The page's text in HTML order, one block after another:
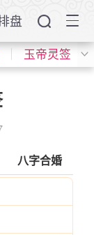
盘
玉帝灵签
八字合婚